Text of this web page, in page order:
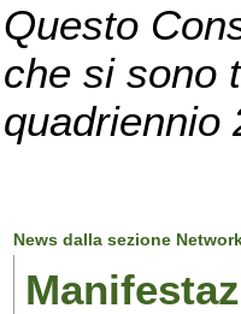
Questo
che si sono
quadriennio
News dalla sezione